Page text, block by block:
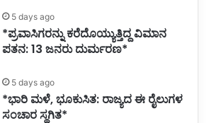
5 days ago
*ಪ್ರವಾಸಿಗರನ್ನು ಕರೆದೊಯ್ಯುತ್ತಿದ್ದ ವಿಮಾನ
ಪತನ: 13 ಜನರು ದುರ್ಮರಣ*
5 days ago
*ಭಾರಿ ಮಳೆ, ಭೂಕುಸಿತ: ರಾಜ್ಯದ ಈ ರೈಲುಗಳ
ಸಂಚಾರ ಸ್ಥಗಿತ*